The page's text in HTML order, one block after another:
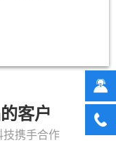
客户
技携手合作